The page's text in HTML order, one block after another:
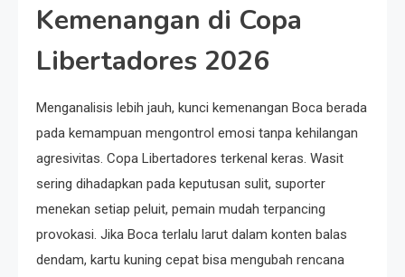
Kemenangan di Copa
Libertadores 2026
Menganalisis lebih jauh, kunci kemenangan Boca berada
pada kemampuan mengontrol emosi tanpa kehilangan
agresivitas. Copa Libertadores terkenal keras. Wasit
sering dihadapkan pada keputusan sulit, suporter
menekan setiap peluit, pemain mudah terpancing
provokasi. Jika Boca terlalu larut dalam konten balas
dendam, kartu kuning cepat bisa mengubah rencana